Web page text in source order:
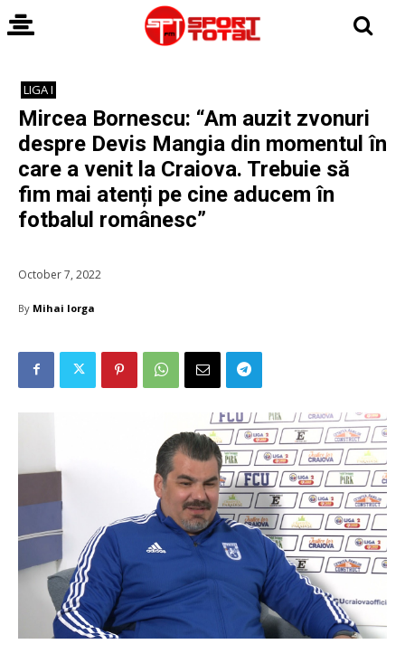
LIGA I
Mircea Bornescu: “Am auzit zvonuri
despre Devis Mangia din momentul în
care a venit la Craiova. Trebuie să
fim mai atenți pe cine aducem în
fotbalul românesc”
October 7, 2022
By Mihai Iorga